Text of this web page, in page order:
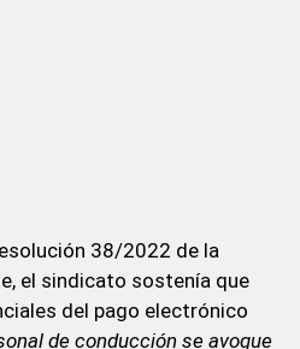
38/2022 de la
el sindicato sostenía que
del pago electrónico
de conducción se avoque